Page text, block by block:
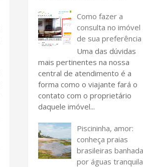
Como fazer a
consulta no imóvel
de sua preferência
Uma das dúvidas
mais pertinentes na nossa
central de atendimento é a
forma como o viajante fará o
contato com o proprietário
daquele imóvel...
Piscininha, amor:
conheça praias
brasileiras
por águas